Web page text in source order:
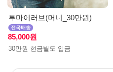
투마이러브(머니_30만원)
85,000원
30만원 현금별도 입금